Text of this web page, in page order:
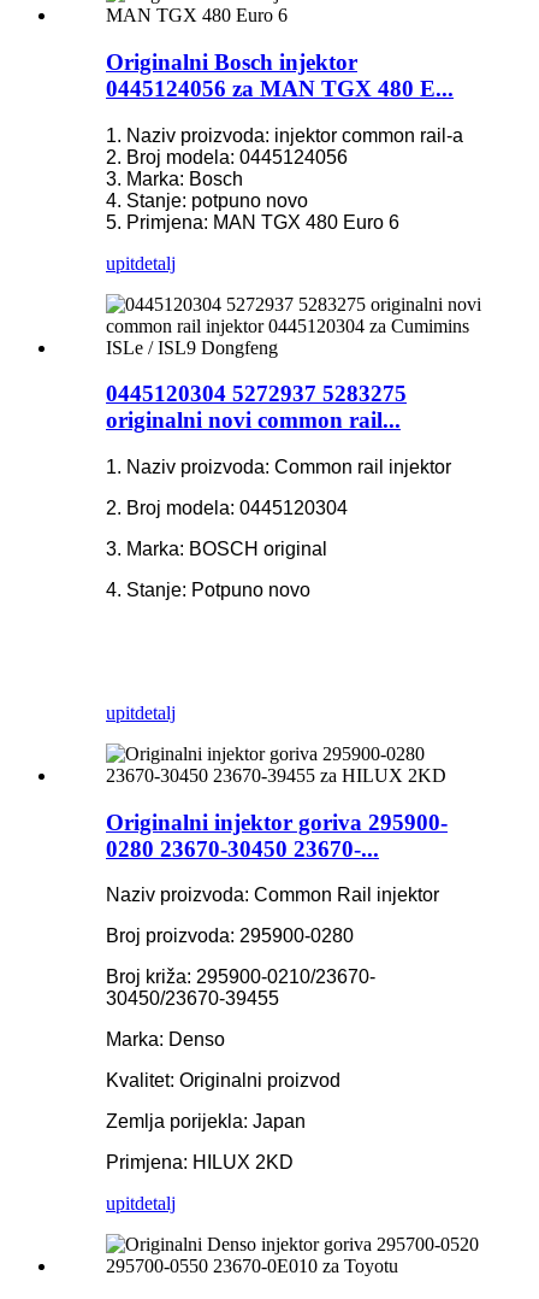
Originalni Bosch injektor
0445124056 za MAN TGX 480 E...
1. Naziv proizvoda: injektor common rail-a
2. Broj modela: 0445124056
3. Marka: Bosch
4. Stanje: potpuno novo
5. Primjena: MAN TGX 480 Euro 6
upitdetalj
0445120304 5272937 5283275
originalni novi common rail...
1. Naziv proizvoda: Common rail injektor
2. Broj modela: 0445120304
3. Marka: BOSCH original
4. Stanje: Potpuno novo
upitdetalj
Originalni injektor goriva 295900-
0280 23670-30450 23670-...
Naziv proizvoda: Common Rail injektor
Broj proizvoda: 295900-0280
Broj križa: 295900-0210/23670-
30450/23670-39455
Marka: Denso
Kvalitet: Originalni proizvod
Zemlja porijekla: Japan
Primjena: HILUX 2KD
upitdetalj